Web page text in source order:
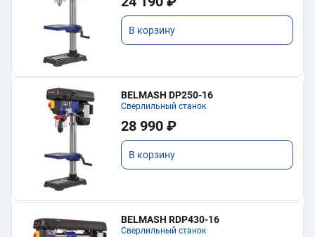
В корзину
BELMASH DP250-16
Сверлильный станок
28 990 ₽
В корзину
BELMASH RDP430-16
Сверлильный станок